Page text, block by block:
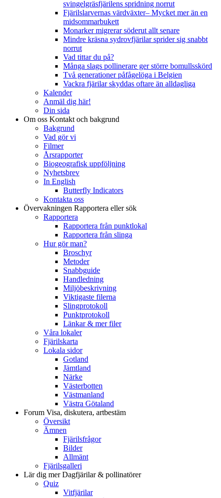
svingelgräsfjärilens spridning norrut
Fjärilslarvernas värdväxter– Mycket mer än en
midsommarbukett
Monarker migrerar söderut allt senare
Mindre kräsna sydrovfjärilar sprider sig snabbt
norrut
Vad tittar du på?
Många slags pollinerare ger större bomullsskörd
Två generationer påfågelöga i Belgien
Vackra fjärilar skyddas oftare än alldagliga
Kalender
Anmäl dig här!
Din sida
Om oss Kontakt och bakgrund
Bakgrund
Vad gör vi
Filmer
Årsrapporter
Biogeografisk uppföljning
Nyhetsbrev
In English
Butterfly Indicators
Kontakta oss
Övervakningen Rapportera eller sök
Rapportera
Rapportera från punktlokal
Rapportera från slinga
Hur gör man?
Broschyr
Metoder
Snabbguide
Handledning
Miljöbeskrivning
Viktigaste filerna
Slingprotokoll
Punktprotokoll
Länkar & mer filer
Våra lokaler
Fjärilskarta
Lokala sidor
Gotland
Jämtland
Närke
Västerbotten
Västmanland
Västra Götaland
Forum Visa, diskutera, artbestäm
Översikt
Ämnen
Fjärilsfrågor
Bilder
Allmänt
Fjärilsgalleri
Lär dig merDagfjärilar & pollinatörer
Quiz
Vitfjärilar